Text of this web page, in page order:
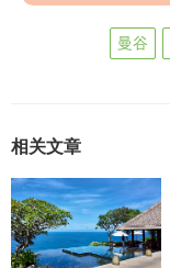
曼谷
相关文章